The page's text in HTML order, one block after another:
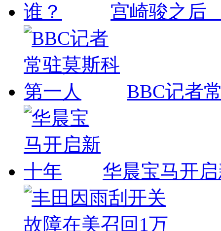
宫崎骏之后
BBC记者
华晨宝马开